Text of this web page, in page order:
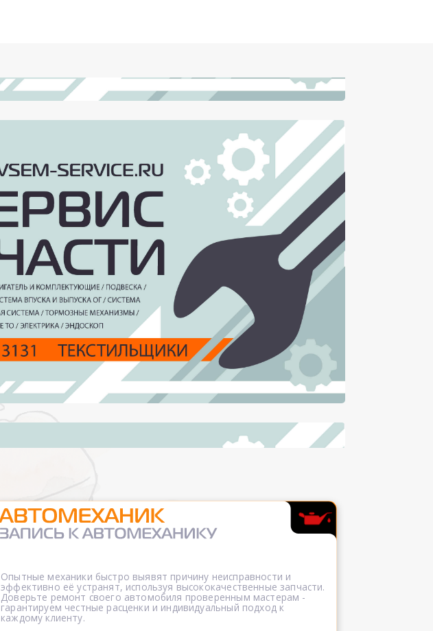
Опытные механики быстро выявят причину неисправности и
эффективно её устранят, используя высококачественные запчасти.
Доверьте ремонт своего автомобиля проверенным мастерам -
гарантируем честные расценки и индивидуальный подход к
каждому клиенту.